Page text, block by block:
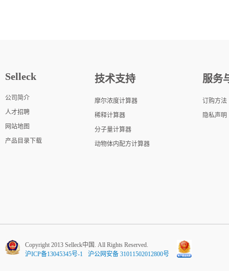
Selleck
公司简介
人才招聘
网站地图
产品目录下载
技术支持
摩尔浓度计算器
稀释计算器
分子量计算器
动物体内配方计算器
服务
订购方法
隐私声明
Copyright 2013 Selleck中国. All Rights Reserved.
沪ICP备13045345号-1
沪公网安备 31011502012800号